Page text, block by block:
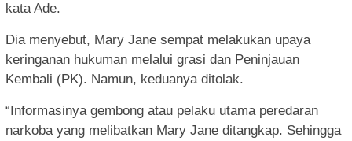
kata Ade.
Dia menyebut, Mary Jane sempat melakukan upaya
keringanan hukuman melalui grasi dan Peninjauan
Kembali (PK). Namun, keduanya ditolak.
“Informasinya gembong atau pelaku utama peredaran
narkoba yang melibatkan Mary Jane ditangkap. Sehingga